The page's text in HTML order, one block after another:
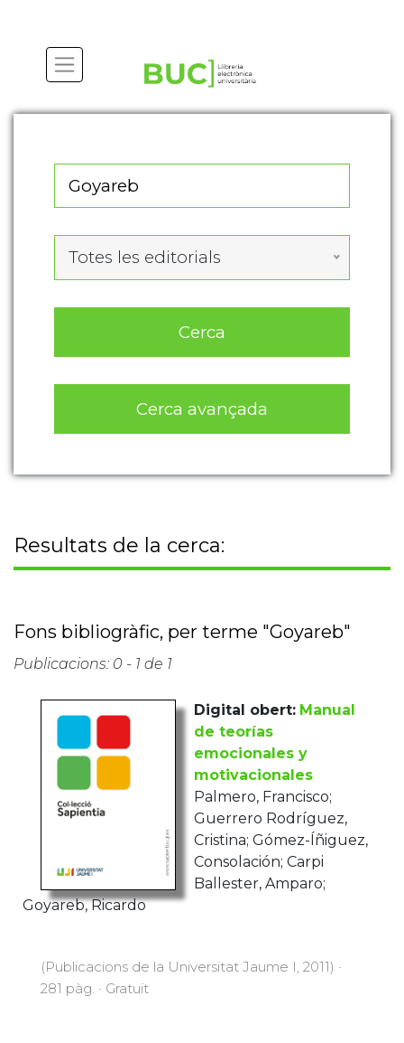
Totes les editorials
Publicacions: 0 - 1 de 1
de teorías
emocionales y
motivacionales
Palmero, Francisco;
Guerrero Rodríguez,
Cristina; Gómez-
Íñiguez, Consolación;
Carpi Ballester,
Amparo; Goyareb, Ricardo
(Publicacions de la Universitat Jaume I, 2011) ·
281 pàg. · Gratuït